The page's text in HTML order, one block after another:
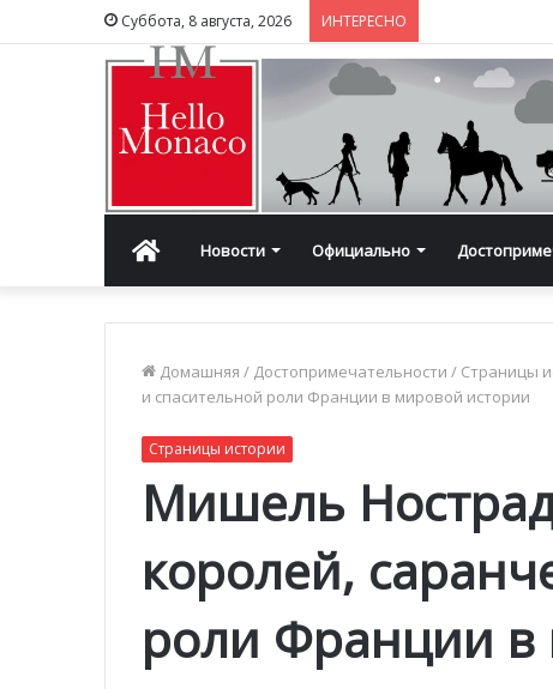
Суббота, 8 августа, 2026 ИНТЕРЕСНО
ГлавнаяНовости Официально
Домашняя / Достопримечательности / Страницы
и спасительной роли Франции в мировой истории
Страницы истории
Мишель
королей,
роли Франции в